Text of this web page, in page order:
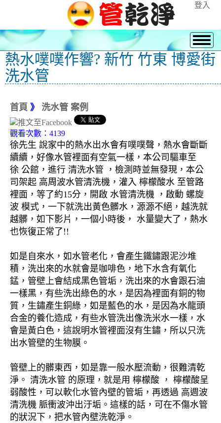
登入
熱水噗噗作響? 新竹 竹東 博愛街
洗水管
首頁 》 洗水管 案例
觀看次數：4139
徐先生 說家中的熱水出水會有噗噗聲，熱水會斷斷
續續，好像水管裡面有空氣一樣，本公司驅車至
徐 公館，進行 清洗水管 ，檢測時並無發現，本公
司架起 高周波水管清洗機，灌入 檸檬酸水 至管路
裡面，等了約15分，開啟 水管清洗機 ，啟動 螺旋
波 模式，一下就洗出黃色髒水，源源不絕，越洗就
越髒，如下影片，一個小時後， 水量變大了，熱水
也恢復正常了!!
如是自來水，如水管老化，會產生鐵鏽跟泥沙堆
積，洗出來的水就會是咖啡色，地下水含有氧化
錳，管壁上會結成黑色管垢，洗出來的水會跟石油
一樣黑，有些洗出綠色的水，是因為裡面有銅的物
質，生鏽產生銅綠，如是藍色的水，是因為水龍頭
合金的養化造成，有些水管洗出像洗米水一樣，水
會是黃白色，這說明水管裡面沒有生鏽，所以只洗
出水管壁的生物膜。
管壁上的髒東西，如是靠一般水壓流動，很難清乾
淨。 清洗水管 的原理，就是用 檸檬酸 ， 檸檬酸呈
弱酸性，可以軟化水管內壁的管垢，再透過 高週波
清洗機 脈衝波沖出汙垢。這樣的話，可在不傷水管
的狀況下，把水管內壁洗乾淨。